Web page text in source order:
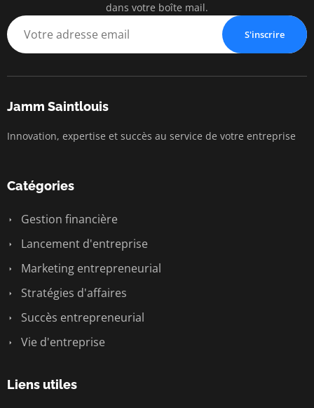
dans votre boîte mail.
S'inscrire
Jamm Saintlouis
Innovation, expertise et succès au service de votre entreprise
Catégories
Gestion financière
Lancement d'entreprise
Marketing entrepreneurial
Stratégies d'affaires
Succès entrepreneurial
Vie d'entreprise
Liens utiles